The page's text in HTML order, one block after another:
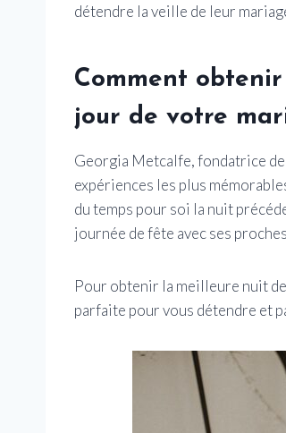
détendre la veille de leur
Comment
jour de votre
Georgia Metcalfe, fondatrice de
expériences les plus
du temps pour soi la nuit
journée de fête avec ses
Pour obtenir la meilleure nuit
parfaite pour vous détendre et